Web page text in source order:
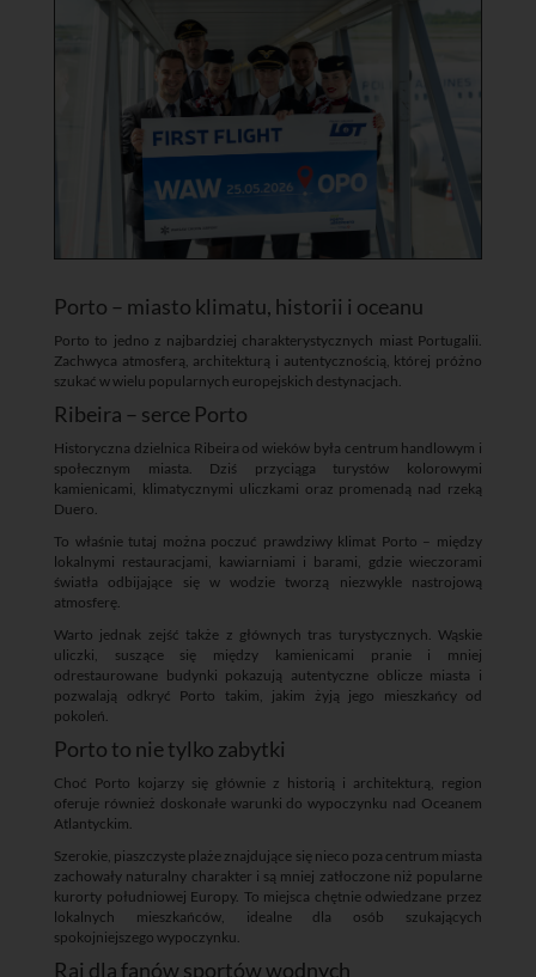
Porto – miasto klimatu, historii i oceanu
Porto to jedno z najbardziej charakterystycznych miast Portugalii.
Zachwyca atmosferą, architekturą i autentycznością, której próżno
szukać w wielu popularnych europejskich destynacjach.
Ribeira – serce Porto
Historyczna dzielnica Ribeira od wieków była centrum handlowym i
społecznym miasta. Dziś przyciąga turystów kolorowymi
kamienicami, klimatycznymi uliczkami oraz promenadą nad rzeką
Duero.
To właśnie tutaj można poczuć prawdziwy klimat Porto – między
lokalnymi restauracjami, kawiarniami i barami, gdzie wieczorami
światła odbijające się w wodzie tworzą niezwykle nastrojową
atmosferę.
Warto jednak zejść także z głównych tras turystycznych. Wąskie
uliczki, suszące się między kamienicami pranie i mniej
odrestaurowane budynki pokazują autentyczne oblicze miasta i
pozwalają odkryć Porto takim, jakim żyją jego mieszkańcy od
pokoleń.
Porto to nie tylko zabytki
Choć Porto kojarzy się głównie z historią i architekturą, region
oferuje również doskonałe warunki do wypoczynku nad Oceanem
Atlantyckim.
Szerokie, piaszczyste plaże znajdujące się nieco poza centrum miasta
zachowały naturalny charakter i są mniej zatłoczone niż popularne
kurorty południowej Europy. To miejsca chętnie odwiedzane przez
lokalnych mieszkańców, idealne dla osób szukających
spokojniejszego wypoczynku.
Raj dla fanów sportów wodnych